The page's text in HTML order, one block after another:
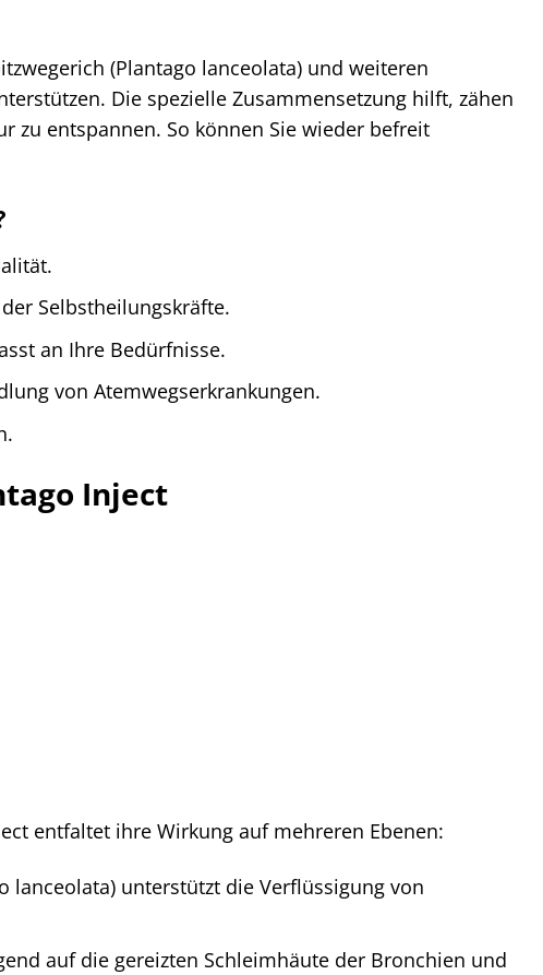
(Plantago lanceolata) und weiteren
Die spezielle Zusammensetzung hilft, zähen
zu entspannen. So können Sie wieder befreit
Selbstheilungskräfte.
an Ihre Bedürfnisse.
von Atemwegserkrankungen.
Inject
entfaltet ihre Wirkung auf mehreren Ebenen:
lanceolata) unterstützt die Verflüssigung von
auf die gereizten Schleimhäute der Bronchien und